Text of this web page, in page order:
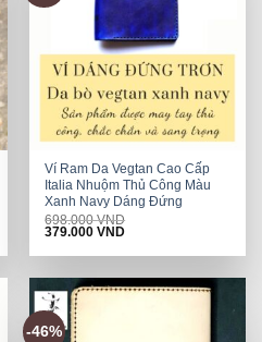
Ví Ram Da Vegtan Cao Cấp
Italia Nhuộm Thủ Công Màu
Xanh Navy Dáng Đứng
698.000VND
Original
was:
379.000VNDCurrent
is:
-46%